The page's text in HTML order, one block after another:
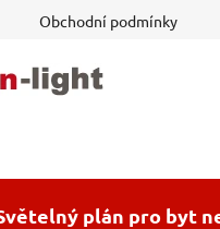
Obchodní podmínky
plán pro byt